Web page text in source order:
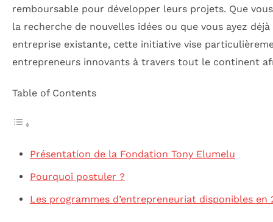
remboursable pour développer leurs projets. Que
la recherche de nouvelles idées ou que vous ayez déjà
entreprise existante, cette initiative vise
entrepreneurs innovants à travers tout le continent
Table of Contents
Présentation de la Fondation Tony Elumelu
Pourquoi postuler ?
Les programmes d’entrepreneuriat disponibles en